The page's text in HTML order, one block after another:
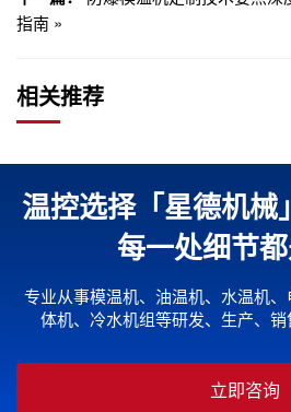
指南 »
相关推荐
温控选择「星德机械
每一处细节
专业从事模温机、油温机、水温机
体机、冷水机组等研发、生产、
立即咨询